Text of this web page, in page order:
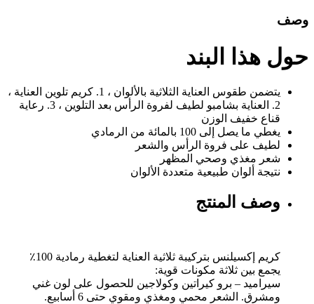
وصف
حول هذا البند
يتضمن طقوس العناية الثلاثية بالألوان ، 1. كريم تلوين العناية ،
2. العناية بشامبو لطيف لفروة الرأس بعد التلوين ، 3. رعاية
قناع خفيف الوزن
يغطي ما يصل إلى 100 بالمائة من الرمادي
لطيف على فروة الرأس والشعر
شعر مغذي وصحي المظهر
نتيجة ألوان طبيعية متعددة الألوان
وصف المنتج
كريم إكسيلنس بتركيبة ثلاثية العناية لتغطية رمادية 100٪
يجمع بين ثلاثة مكونات قوية:
سيراميد – برو كيراتين وكولاجين للحصول على لون غني
ومشرق. الشعر محمي ومغذي ومقوي حتى 6 أسابيع.